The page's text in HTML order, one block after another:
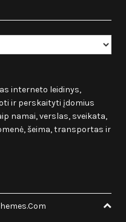
interneto leidinys,
ir perskaityti įdomius
namai, verslas, sveikata,
šeima, transportas ir